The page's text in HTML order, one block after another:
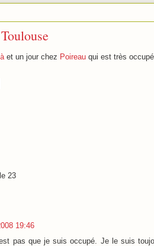
et un jour chez Poireau qui est très occupé.
23
19:46
pas que je suis occupé. Je le suis